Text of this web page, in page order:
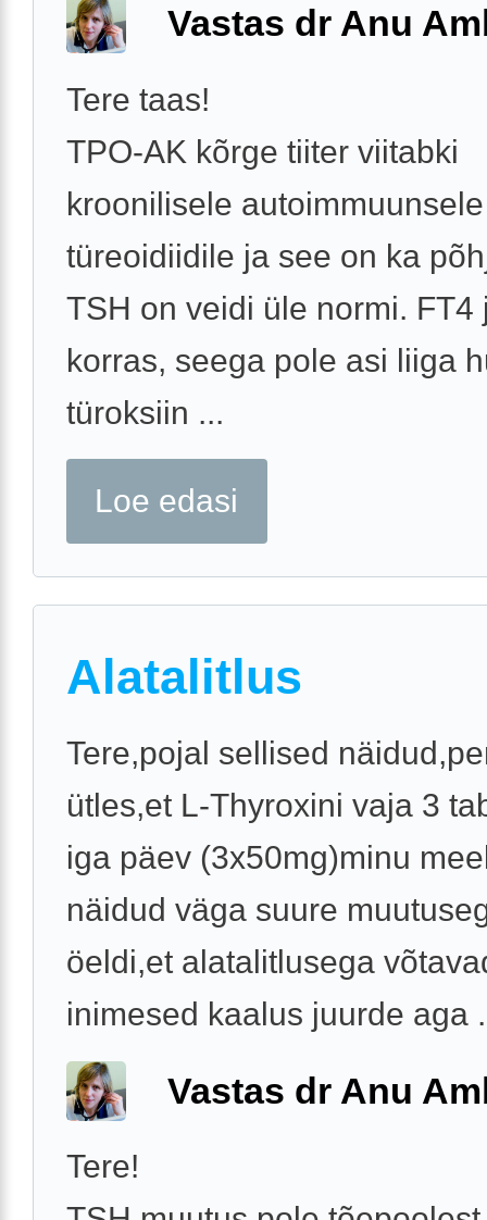
Vastas dr Anu
Tere taas!
TPO-AK kõrge tiiter viitabki
kroonilisele autoimmuunsele
türeoidiidile ja see on ka
TSH on veidi üle normi. FT4
korras, seega pole asi liiga
türoksiin ...
Loe edasi
Alatalitlus
Tere,pojal sellised
ütles,et L-Thyroxini vaja 3
iga päev (3x50mg)minu
näidud väga suure
öeldi,et alatalitlusega
inimesed kaalus juurde aga
Vastas dr Anu
Tere!